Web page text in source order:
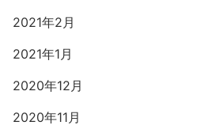
2021年2月
2021年1月
2020年12月
2020年11月